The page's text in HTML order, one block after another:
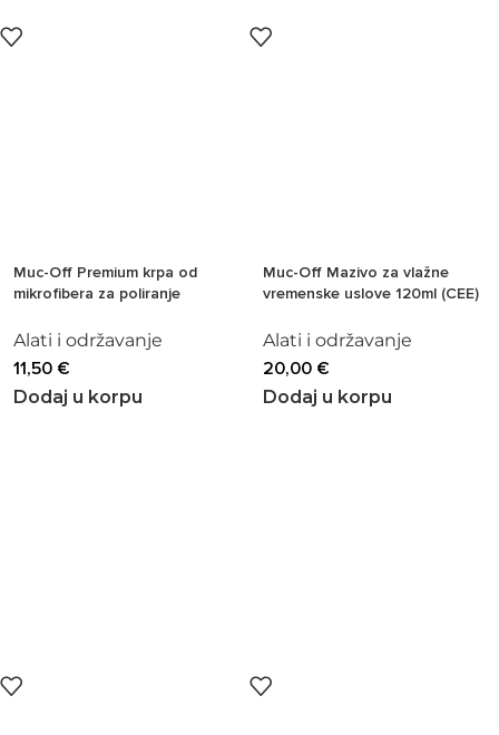
Muc-Off Premium krpa od
mikrofibera za poliranje
Alati i održavanje
11,50 €
Dodaj u korpu
Muc-Off Mazivo za vlažne
vremenske uslove 120ml (CEE)
Alati i održavanje
20,00 €
Dodaj u korpu